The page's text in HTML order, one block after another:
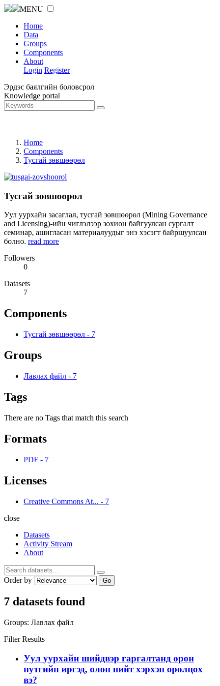
MENU
Home
Data
Groups
Components
About
Login Register
Эрдэс баялгийн боловсрол
Knowledge portal
Home
Components
Тусгай зөвшөөрөл
Тусгай зөвшөөрөл
Уул уурхайн засаглал, тусгай зөвшөөрөл (Mining Governance
and Licensing)-ийн чиглэлээр зохион байгуулсан сургалт
семинар, ашигласан материалуудыг энэ хэсэгт байршуулсан
болно. read more
Followers
0
Datasets
7
Components
Тусгай зөвшөөрөл - 7
Groups
Лавлах файл - 7
Tags
There are no Tags that match this search
Formats
PDF - 7
Licenses
Creative Commons At... - 7
close
Datasets
Activity Stream
About
Order by Go
7 datasets found
Groups: Лавлах файл
Filter Results
Уул уурхайн шийдвэр гаргалтанд орон
нутгийн иргэд, олон нийт хэрхэн оролцох
вэ?